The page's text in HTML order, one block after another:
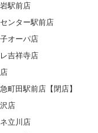
駅前店
ンター駅前店
オーパ店
吉祥寺店
町田駅前店【閉店】
店
立川店